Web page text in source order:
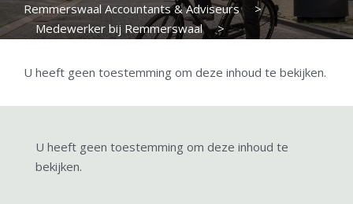
Remmerswaal Accountants & Adviseurs
>
Medewerker bij Remmerswaal
>
U heeft geen toestemming om deze inhoud te bekijken.
U heeft geen toestemming om deze inhoud te
bekijken.